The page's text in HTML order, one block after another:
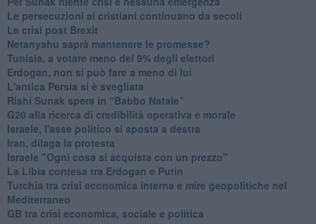
Le persecuzioni ai cristiani continuano da secoli
Le crisi post Brexit
Netanyahu saprà mantenere le promesse?
Tunisia, a votare meno del 9% degli elettori
Erdogan, non si può fare a meno di lui
L'antica Persia si è svegliata
Rishi Sunak spera in “Babbo Natale”
G20 alla ricerca di credibilità operativa e morale
Israele, l'asse politico si sposta a destra
Iran, dilaga la protesta
Israele "Ogni cosa si acquista con un prezzo"
La Libia contesa tra Erdogan e Putin
Turchia tra crisi economica interna e mire geopolitiche nel
Mediterraneo
GB tra crisi economica, sociale e politica